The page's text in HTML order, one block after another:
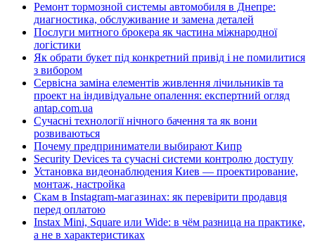
Ремонт тормозной системы автомобиля в Днепре:
диагностика, обслуживание и замена деталей
Послуги митного брокера як частина міжнародної
логістики
Як обрати букет під конкретний привід і не помилитися
з вибором
Сервісна заміна елементів живлення лічильників та
проект на індивідуальне опалення: експертний огляд
antap.com.ua
Сучасні технології нічного бачення та як вони
розвиваються
Почему предприниматели выбирают Кипр
Security Devices та сучасні системи контролю доступу
Установка видеонаблюдения Киев — проектирование,
монтаж, настройка
Скам в Instagram-магазинах: як перевірити продавця
перед оплатою
Instax Mini, Square или Wide: в чём разница на практике,
а не в характеристиках